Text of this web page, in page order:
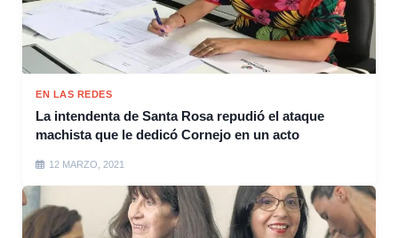
EN LAS REDES
La intendenta de Santa Rosa repudió el ataque
machista que le dedicó Cornejo en un acto
12 MARZO, 2021